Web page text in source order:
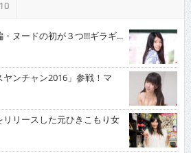
ヌードの初が３つ!!!ギラギ...
ンチャン2016」参戦！マ
リースした元ひきこもり女